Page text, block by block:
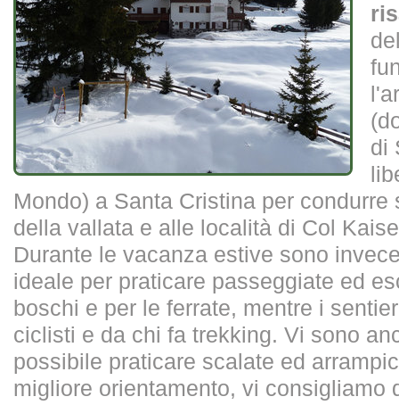
di
Mondo) a Santa Cristina per
della vallata e alle località di Col
Durante le vacanza estive sono
ideale per praticare passeggiate ed
boschi e per le ferrate, mentre i
ciclisti e da chi fa trekking. Vi sono
possibile praticare scalate ed
migliore orientamento, vi consigliamo